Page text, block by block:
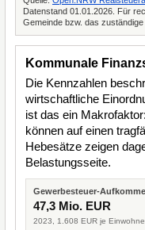
Datenstand 01.01.2026. Für
Gemeinde bzw. das zuständige
Kommunale
Die Kennzahlen
wirtschaftliche
ist das ein
können auf einen
Hebesätze zeigen
Belastungsseite.
Gewerbesteuer-
47,3 Mio. EUR
2023, 1.608 EUR je